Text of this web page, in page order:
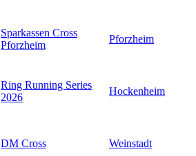
Sparkassen Cross
Pforzheim
Pforzheim
Ring Running Series
2026
Hockenheim
DM Cross Weinstadt